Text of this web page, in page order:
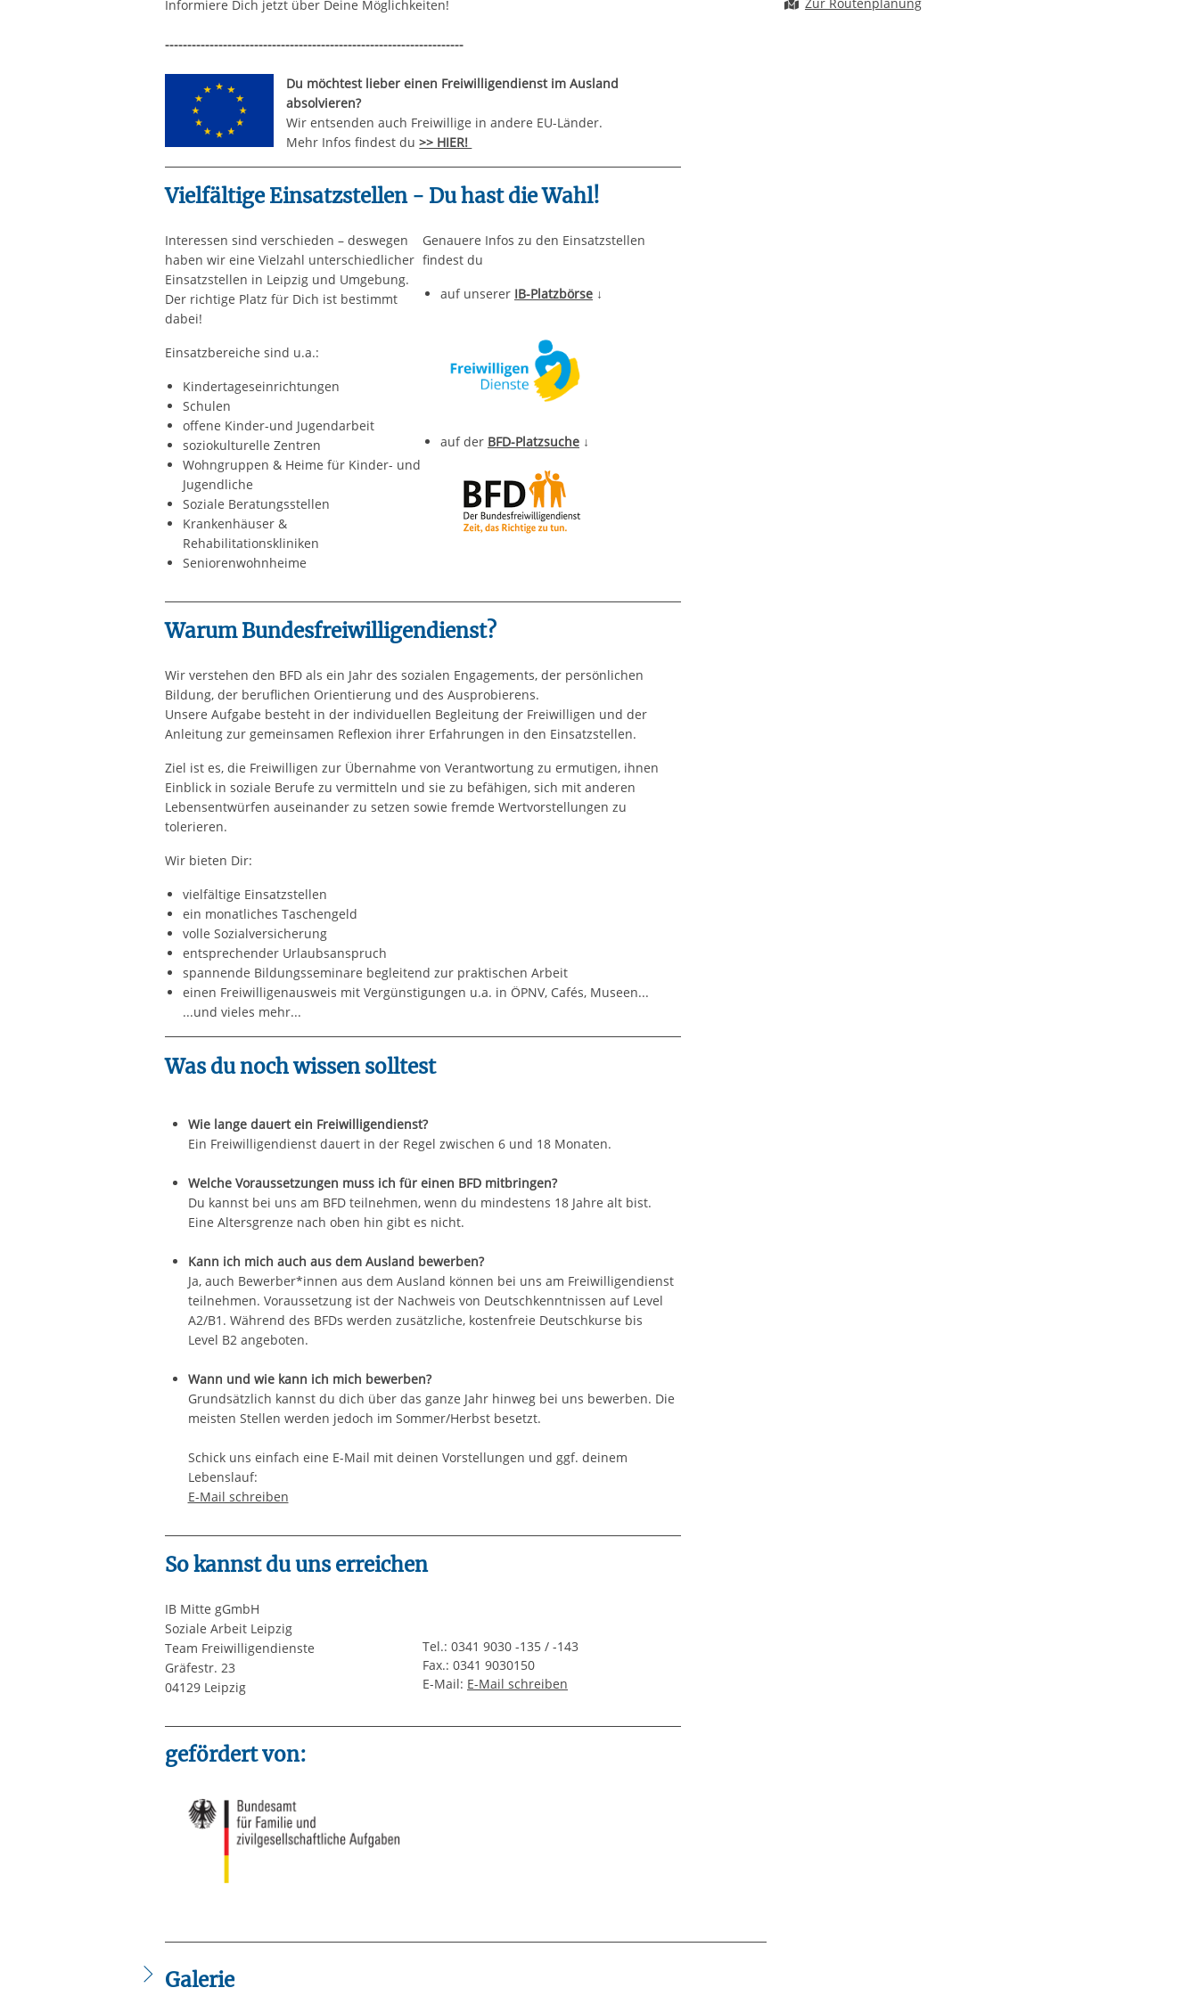
Informiere Dich jetzt über Deine Möglichkeiten!
-------------------------------------------------------------------
Du möchtest lieber einen Freiwilligendienst im Ausland
absolvieren?
Wir entsenden auch Freiwillige in andere EU-Länder.
Mehr Infos findest du >> HIER!
Vielfältige Einsatzstellen - Du hast die Wahl!
Interessen sind verschieden – deswegen
haben wir eine Vielzahl unterschiedlicher
Einsatzstellen in Leipzig und Umgebung.
Der richtige Platz für Dich ist bestimmt
dabei!
Einsatzbereiche sind u.a.:
Kindertageseinrichtungen
Schulen
offene Kinder-und Jugendarbeit
soziokulturelle Zentren
Wohngruppen & Heime für Kinder- und
Jugendliche
Soziale Beratungsstellen
Krankenhäuser &
Rehabilitationskliniken
Seniorenwohnheime
Genauere Infos zu den Einsatzstellen
findest du
auf unserer IB-Platzbörse ↓
auf der BFD-Platzsuche ↓
Warum Bundesfreiwilligendienst?
Wir verstehen den BFD als ein Jahr des sozialen Engagements, der persönlichen
Bildung, der beruflichen Orientierung und des Ausprobierens.
Unsere Aufgabe besteht in der individuellen Begleitung der Freiwilligen und der
Anleitung zur gemeinsamen Reflexion ihrer Erfahrungen in den Einsatzstellen.
Ziel ist es, die Freiwilligen zur Übernahme von Verantwortung zu ermutigen, ihnen
Einblick in soziale Berufe zu vermitteln und sie zu befähigen, sich mit anderen
Lebensentwürfen auseinander zu setzen sowie fremde Wertvorstellungen zu
tolerieren.
Wir bieten Dir:
vielfältige Einsatzstellen
ein monatliches Taschengeld
volle Sozialversicherung
entsprechender Urlaubsanspruch
spannende Bildungsseminare begleitend zur praktischen Arbeit
einen Freiwilligenausweis mit Vergünstigungen u.a. in ÖPNV, Cafés, Museen...
...und vieles mehr...
Was du noch wissen solltest
Wie lange dauert ein Freiwilligendienst?
Ein Freiwilligendienst dauert in der Regel zwischen 6 und 18 Monaten.
Welche Voraussetzungen muss ich für einen BFD mitbringen?
Du kannst bei uns am BFD teilnehmen, wenn du mindestens 18 Jahre alt bist.
Eine Altersgrenze nach oben hin gibt es nicht.
Kann ich mich auch aus dem Ausland bewerben?
Ja, auch Bewerber*innen aus dem Ausland können bei uns am Freiwilligendienst
teilnehmen. Voraussetzung ist der Nachweis von Deutschkenntnissen auf Level
A2/B1. Während des BFDs werden zusätzliche, kostenfreie Deutschkurse bis
Level B2 angeboten.
Wann und wie kann ich mich bewerben?
Grundsätzlich kannst du dich über das ganze Jahr hinweg bei uns bewerben. Die
meisten Stellen werden jedoch im Sommer/Herbst besetzt.
Schick uns einfach eine E-Mail mit deinen Vorstellungen und ggf. deinem
Lebenslauf:
E-Mail schreiben
So kannst du uns erreichen
IB Mitte gGmbH
Soziale Arbeit Leipzig
Team Freiwilligendienste
Gräfestr. 23
04129 Leipzig
Tel.: 0341 9030 -135 / -143
Fax.: 0341 9030150
E-Mail: E-Mail schreiben
gefördert von:
Galerie
Zur Routenplanung